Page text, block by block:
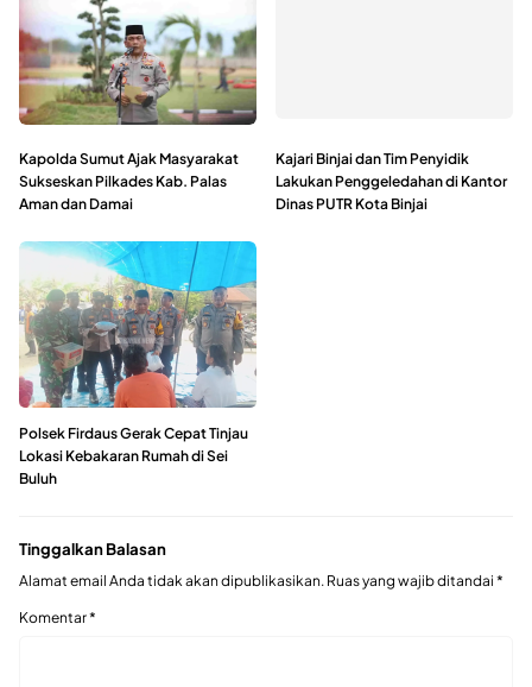
Kapolda Sumut Ajak Masyarakat
Sukseskan Pilkades Kab. Palas
Aman dan Damai
Kajari Binjai dan Tim Penyidik
Lakukan Penggeledahan di Kantor
Dinas PUTR Kota Binjai
Polsek Firdaus Gerak Cepat Tinjau
Lokasi Kebakaran Rumah di Sei
Buluh
Tinggalkan Balasan
Alamat email Anda tidak akan dipublikasikan. Ruas yang wajib ditandai *
Komentar*